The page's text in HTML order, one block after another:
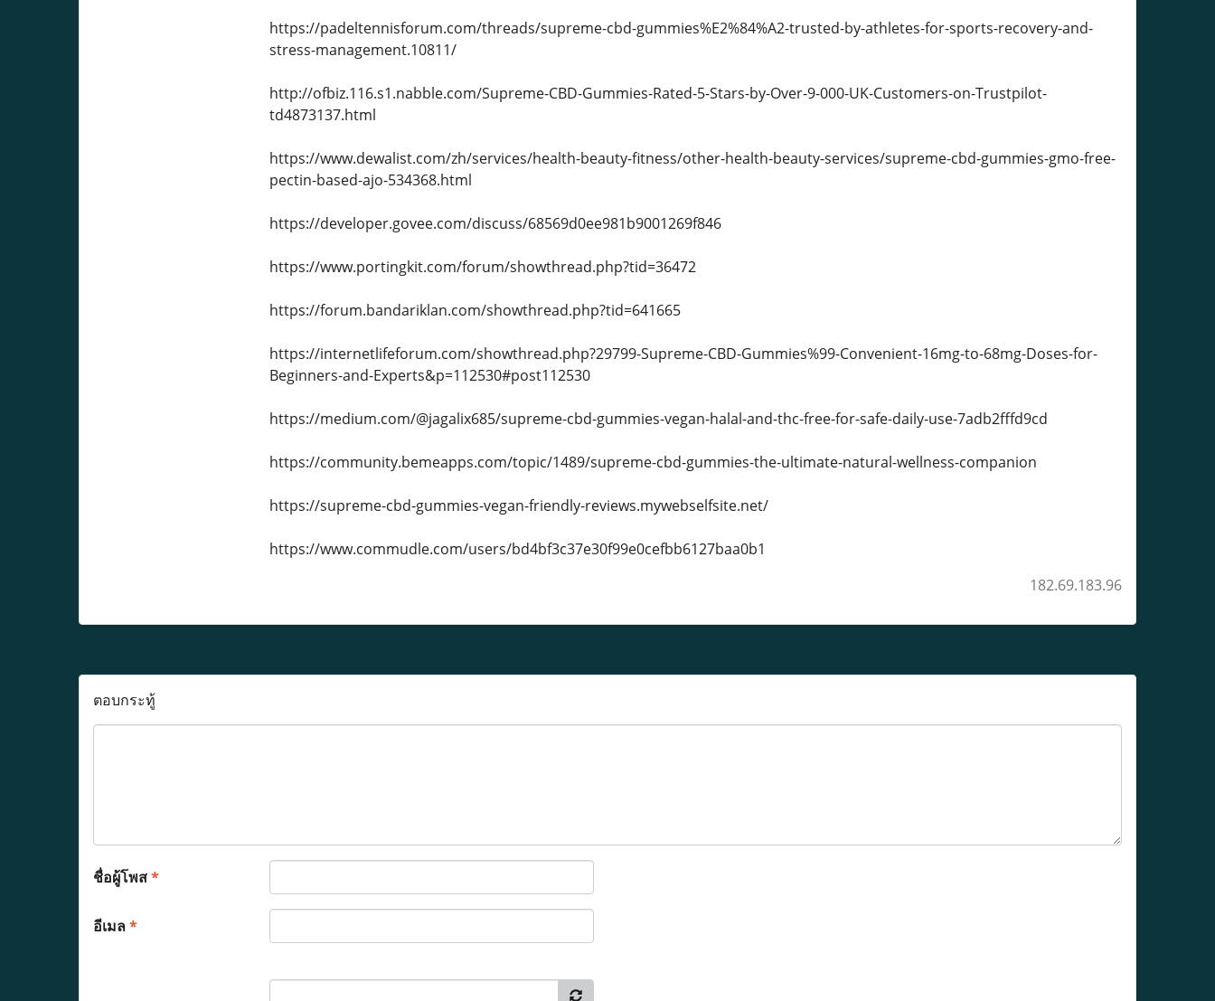
https://padeltennisforum.com/threads/supreme-cbd-gummies%E2%84%A2-trusted-by-athletes-for-sports-recovery-and-
stress-management.10811/
http://ofbiz.116.s1.nabble.com/Supreme-CBD-Gummies-Rated-5-Stars-by-Over-9-000-UK-Customers-on-Trustpilot-
td4873137.html
https://www.dewalist.com/zh/services/health-beauty-fitness/other-health-beauty-services/supreme-cbd-gummies-gmo-free-
pectin-based-ajo-534368.html
https://developer.govee.com/discuss/68569d0ee981b9001269f846
https://www.portingkit.com/forum/showthread.php?tid=36472
https://forum.bandariklan.com/showthread.php?tid=641665
https://internetlifeforum.com/showthread.php?29799-Supreme-CBD-Gummies%99-Convenient-16mg-to-68mg-Doses-for-
Beginners-and-Experts&p=112530#post112530
https://medium.com/@jagalix685/supreme-cbd-gummies-vegan-halal-and-thc-free-for-safe-daily-use-7adb2fffd9cd
https://community.bemeapps.com/topic/1489/supreme-cbd-gummies-the-ultimate-natural-wellness-companion
https://supreme-cbd-gummies-vegan-friendly-reviews.mywebselfsite.net/
https://www.commudle.com/users/bd4bf3c37e30f99e0cefbb6127baa0b1
182.69.183.96
ตอบกระทู้
ชื่อผู้โพส*
อีเมล*